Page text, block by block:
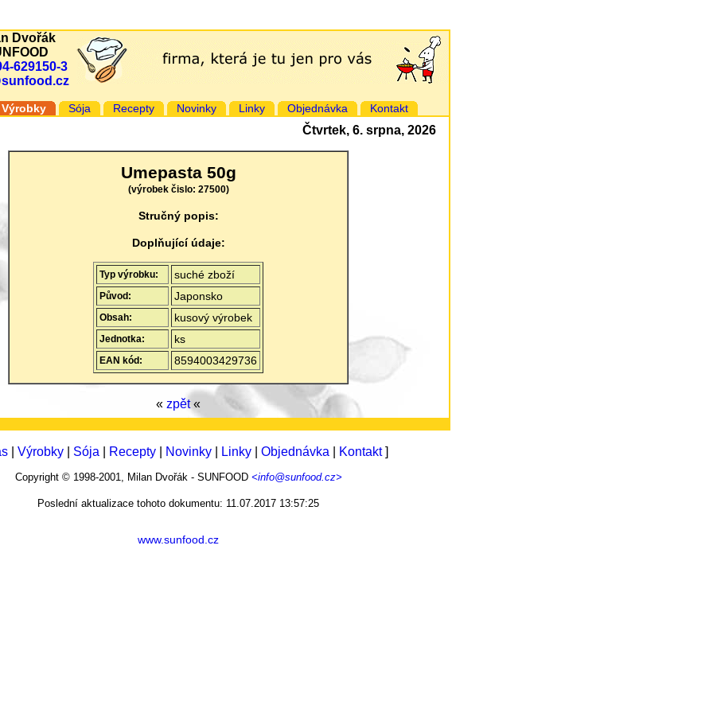
Dvořák
629150-3
Výrobky Sója Recepty Novinky Linky Objednávka Kontakt
Čtvrtek, 6. srpna, 2026
Umepasta 50g
(výrobek čislo: 27500)
Stručný popis:
Doplňující údaje:
Typ výrobku: suché zboží
Původ: Japonsko
Obsah: kusový výrobek
Jednotka: ks
EAN kód: 8594003429736
« zpět«
Výrobky Sója Recepty Novinky Linky Objednávka Kontakt]
Copyright © 1998-2001, Milan Dvořák - SUNFOOD <info@sunfood.cz>
Poslední aktualizace tohoto dokumentu: 11.07.2017 13:57:25
www.sunfood.cz